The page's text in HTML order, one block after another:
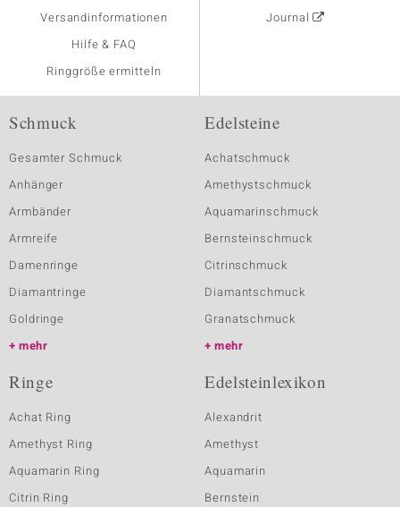
Versandinformationen
Hilfe & FAQ
Ringgröße ermitteln
Journal
Schmuck
Gesamter Schmuck
Anhänger
Armbänder
Armreife
Damenringe
Diamantringe
Goldringe
mehr
Edelsteine
Achatschmuck
Amethystschmuck
Aquamarinschmuck
Bernsteinschmuck
Citrinschmuck
Diamantschmuck
Granatschmuck
mehr
Ringe
Achat Ring
Amethyst Ring
Aquamarin Ring
Citrin Ring
Edelsteinlexikon
Alexandrit
Amethyst
Aquamarin
Bernstein